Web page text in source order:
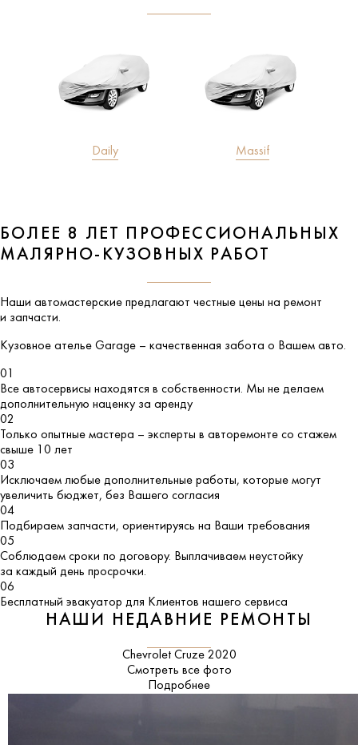
Daily Massif
БОЛЕЕ 8 ЛЕТ ПРОФЕССИОНАЛЬНЫХ
МАЛЯРНО-КУЗОВНЫХ РАБОТ
Наши автомастерские предлагают честные цены на ремонт
и запчасти.
Кузовное ателье Garage – качественная забота о Вашем авто.
01
Все автосервисы находятся в собственности. Мы не делаем
дополнительную наценку за аренду
02
Только опытные мастера – эксперты в авторемонте со стажем
свыше 10 лет
03
Исключаем любые дополнительные работы, которые могут
увеличить бюджет, без Вашего согласия
04
Подбираем запчасти, ориентируясь на Ваши требования
05
Соблюдаем сроки по договору. Выплачиваем неустойку
за каждый день просрочки.
06
Бесплатный эвакуатор для Клиентов нашего сервиса
НАШИ НЕДАВНИЕ РЕМОНТЫ
Chevrolet Cruze 2020
Смотреть все фото
Подробнее